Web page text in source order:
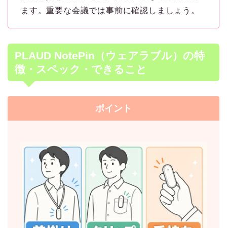
ます。重要な会議では事前に確認しましょう。
PLAUD NotePin（ウェアラブル）の特
徴・スペック・できること
ポイント